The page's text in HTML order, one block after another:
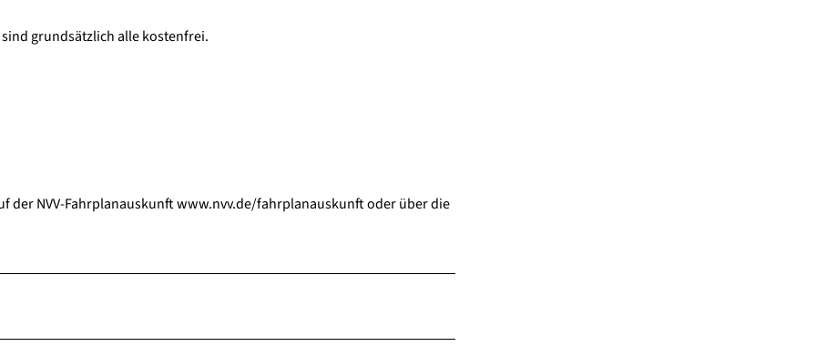
grundsätzlich alle kostenfrei.
der NVV-Fahrplanauskunft www.nvv.de/fahrplanauskunft oder über die